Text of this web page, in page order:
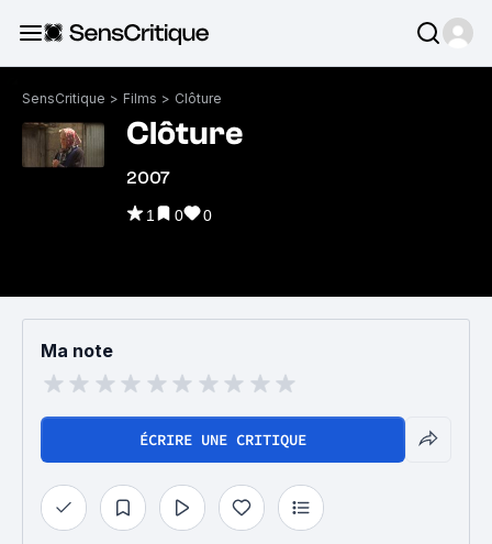
SensCritique > Films > Clôture
Clôture
2007
1 0 0
Ma note
ÉCRIRE UNE CRITIQUE